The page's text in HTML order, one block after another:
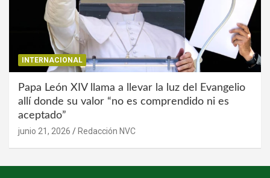
INTERNACIONAL
Papa León XIV llama a llevar la luz del Evangelio
allí donde su valor “no es comprendido ni es
aceptado”
junio 21, 2026 Redacción NVC